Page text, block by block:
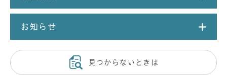
お知らせ
見つからないときは